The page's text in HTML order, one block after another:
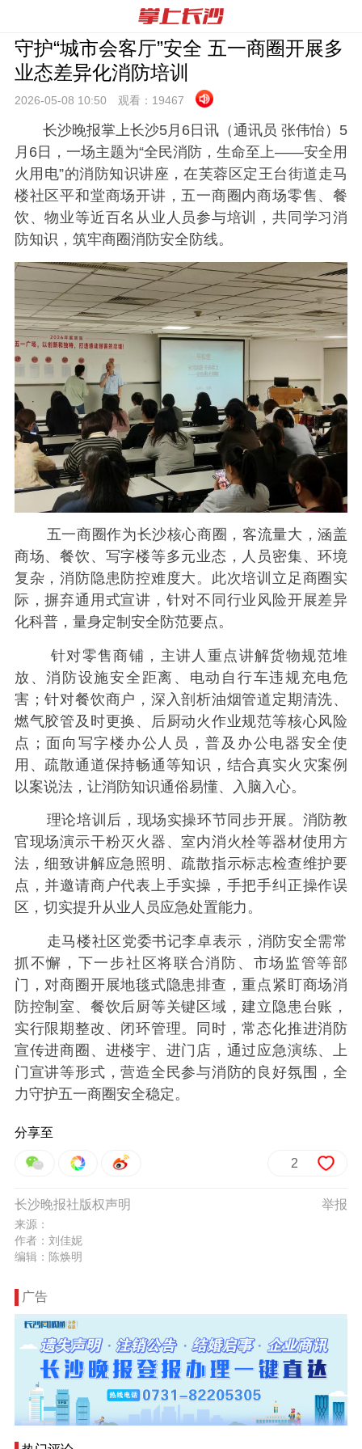
守护“城市会客厅”安全 五一商圈开展多
业态差异化消防培训
2026-05-08 10:50 观看： 19467
长沙晚报掌上长沙5月6日讯（通讯员 张伟怡）5
月6日，一场主题为“全民消防，生命至上——安全用
火用电”的消防知识讲座，在芙蓉区定王台街道走马
楼社区平和堂商场开讲，五一商圈内商场零售、餐
饮、物业等近百名从业人员参与培训，共同学习消
防知识，筑牢商圈消防安全防线。
五一商圈作为长沙核心商圈，客流量大，涵盖
商场、餐饮、写字楼等多元业态，人员密集、环境
复杂，消防隐患防控难度大。此次培训立足商圈实
际，摒弃通用式宣讲，针对不同行业风险开展差异
化科普，量身定制安全防范要点。
针对零售商铺，主讲人重点讲解货物规范堆
放、消防设施安全距离、电动自行车违规充电危
害；针对餐饮商户，深入剖析油烟管道定期清洗、
燃气胶管及时更换、后厨动火作业规范等核心风险
点；面向写字楼办公人员，普及办公电器安全使
用、疏散通道保持畅通等知识，结合真实火灾案例
以案说法，让消防知识通俗易懂、入脑入心。
理论培训后，现场实操环节同步开展。消防教
官现场演示干粉灭火器、室内消火栓等器材使用方
法，细致讲解应急照明、疏散指示标志检查维护要
点，并邀请商户代表上手实操，手把手纠正操作误
区，切实提升从业人员应急处置能力。
走马楼社区党委书记李卓表示，消防安全需常
抓不懈，下一步社区将联合消防、市场监管等部
门，对商圈开展地毯式隐患排查，重点紧盯商场消
防控制室、餐饮后厨等关键区域，建立隐患台账，
实行限期整改、闭环管理。同时，常态化推进消防
宣传进商圈、进楼宇、进门店，通过应急演练、上
门宣讲等形式，营造全民参与消防的良好氛围，全
力守护五一商圈安全稳定。
分享至
2
举报
长沙晚报社版权声明
来源：
作者：刘佳妮
编辑：陈焕明
广告